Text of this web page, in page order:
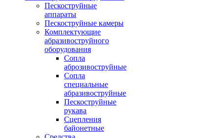
Пескоструйные
аппараты
Пескоструйные камеры
Комплектующие
абразивоструйного
оборудования
Сопла
аброзивоструйные
Сопла
специальные
абразивоструйные
Пескоструйные
рукава
Сцепления
байонетные